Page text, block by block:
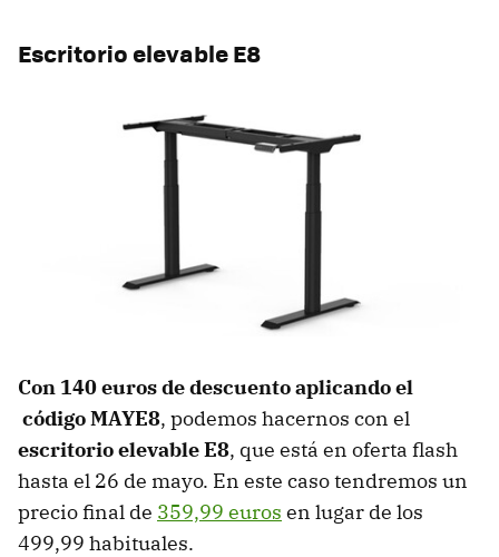
Escritorio elevable E8
Con 140 euros de descuento aplicando el
código MAYE8, podemos hacernos con el
escritorio elevable E8, que está en oferta flash
hasta el 26 de mayo. En este caso tendremos un
precio final de 359,99 euros en lugar de los
499,99 habituales.